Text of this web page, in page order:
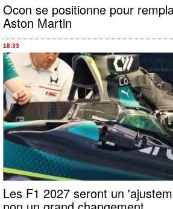
Ocon se positionne pour
Aston Martin
18:33
Les F1 2027 seront un